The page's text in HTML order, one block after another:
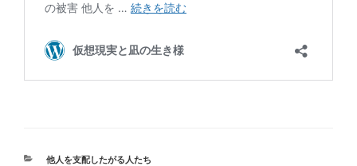
カ
他人を支配したがる人たち